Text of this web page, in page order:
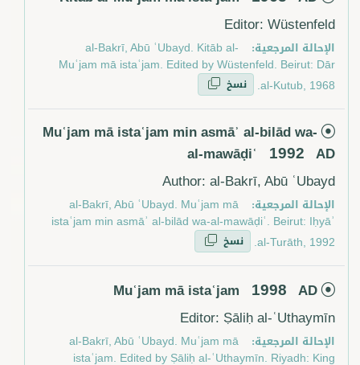
Editor: Wüstenfeld
الإحالة المرجعية:
al-Bakrī, Abū ʿUbayd. Kitāb al-
Muʿjam mā istaʿjam. Edited by Wüstenfeld. Beirut: Dār
al-Kutub, 1968.
نسخ
Muʿjam mā istaʿjam min asmāʾ al-bilād wa-
al-mawāḍiʿ
1992
AD
Author: al-Bakrī, Abū ʿUbayd
الإحالة المرجعية:
al-Bakrī, Abū ʿUbayd. Muʿjam mā
istaʿjam min asmāʾ al-bilād wa-al-mawāḍiʿ. Beirut: Iḥyāʾ
al-Turāth, 1992.
نسخ
Muʿjam mā istaʿjam 1998
AD
Editor: Ṣāliḥ al-ʿUthaymīn
الإحالة المرجعية:
al-Bakrī, Abū ʿUbayd. Muʿjam mā
istaʿjam. Edited by Ṣāliḥ al-ʿUthaymīn. Riyadh: King